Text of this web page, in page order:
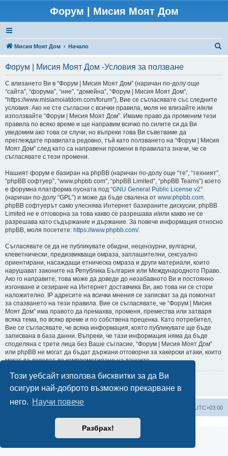
Този уебсайт използва бисквитки за да Ви
осигури най-доброто възможно прекарване в
него. Научи повече
Разбрах!
Форум | Мисия Моят Дом
Мисия Моят Дом Начало
Форум | Мисия Моят Дом -Условия за ползване
С влизането Ви в “Форум | Мисия Моят Дом” (наричан по-долу още
“сайта”, “форума”, “ние”, “домейна”, “Форум | Мисия Моят Дом”,
“https://www.misiamoiatdom.com/forum”), Вие се съгласявате със следните
условия. Ако не сте съгласни с всички правила, моля не влизайте и/или
използвайте “Форум | Мисия Моят Дом”. Имаме право да променим тези
правила по всяко време и ще направим всичко по силите си да Ви
уведомим ако това се случи, но въпреки това Ви съветваме да
преглеждате правилата редовно, тъй като ползването на “Форум | Мисия
Моят Дом” след като са направени промени в правилата значи, че се
съгласявате с тези промени.
Нашият форум е базиран на phpBB (наричан по-долу още “те”, “техният”,
“phpBB софтуер”, “www.phpbb.com”, “phpBB Limited”, “phpBB Teams”) което
е форумна платформа пусната под “GNU General Public License v2”
(наричан по-долу “GPL”) и може да бъде свалена от www.phpbb.com.
phpBB софтуерът само улеснява Интернет базираните дискусии; phpBB
Limited не е отговорна за това какво се разрешава и/или какво не се
разрешава като съдържание и държание. За повече информация относно
phpBB, моля посетете: https://www.phpbb.com/.
Съгласявате се да не публикувате обидни, нецензурни, вулгарни,
клеветнически, предизвикващи омраза, заплашителни, сексуално
ориентирани, насаждащи етническа омраза и други материали, които
нарушават законите на Република България или Международното Право.
Ако го направите, това може да доведе до незабавното Ви и постоянно
изгонване и сезиране на Интернет доставчика Ви, ако това ни се стори
наложително. IP адресите на всички мнения се записват за да помогнат
за спазването на тези правила. Вие се съгласявате, че “Форум | Мисия
Моят Дом” има правото да премахва, променя, премества или затваря
всяка тема, по всяко време и по собствена преценка. Като потребител,
Вие се съгласявате, че всяка информация, която публикувате ще бъде
записвана в база данни. Въпреки, че тази информация няма да бъде
споделяна с трети лица без Ваше съгласие, “Форум | Мисия Моят Дом”
или phpBB не могат да бъдат държани отговорни за хакерски атаки, които
могат да доведат до компрометиране на данните.
Върни се на предишната страница
Мисия Моят Дом Начало UTC+03:00